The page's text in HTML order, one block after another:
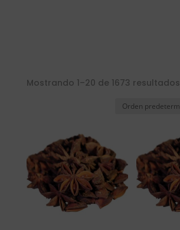
Mostrando 1–20 de 1673 resultados